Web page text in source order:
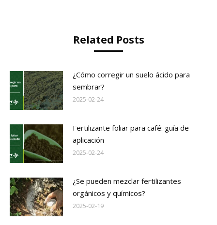
Related Posts
¿Cómo corregir un suelo ácido para
sembrar?
2025-02-24
Fertilizante foliar para café: guía de
aplicación
2025-02-24
¿Se pueden mezclar fertilizantes
orgánicos y químicos?
2025-02-19